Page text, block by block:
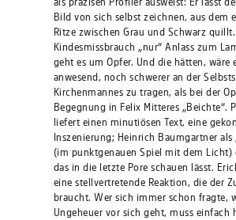
Bild von sich selbst zeichnen, aus dem
Ritze zwischen Grau und Schwarz
Kindesmissbrauch „nur“ Anlass zum
geht es um Opfer. Und die hätten, wäre
anwesend, noch schwerer an der
Kirchenmannes zu tragen, als bei der
Begegnung in Felix Mitteres „Beichte“.
liefert einen minutiösen Text, eine
Inszenierung; Heinrich Baumgartner als
(im punktgenauen Spiel mit dem Licht)
das in die letzte Pore schauen lässt.
eine stellvertretende Reaktion, die der
braucht. Wer sich immer schon fragte,
Ungeheuer vor sich geht, muss einfach